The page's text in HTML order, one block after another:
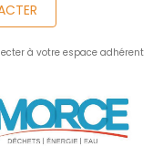
à votre espace adhérent